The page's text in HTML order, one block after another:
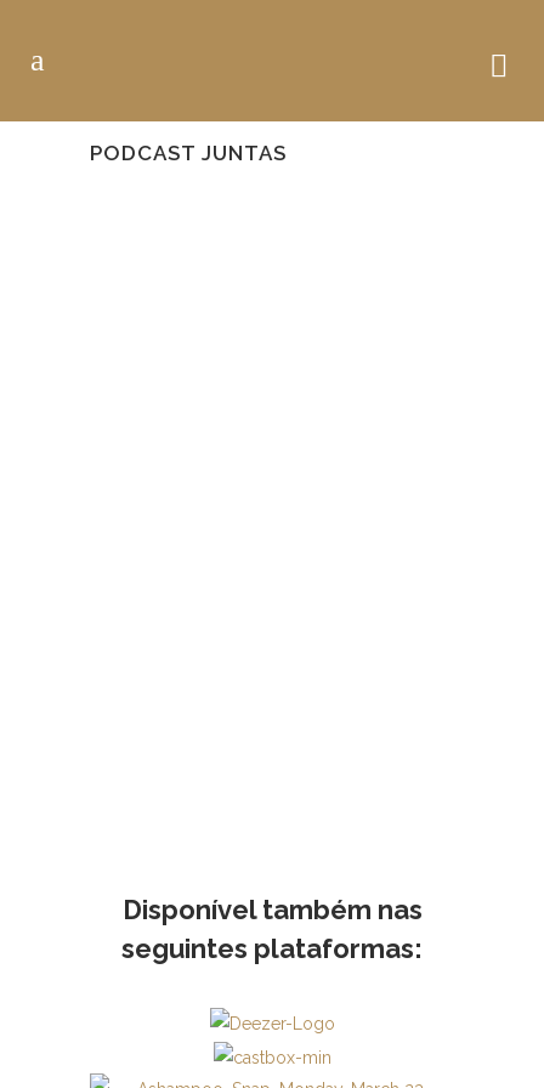
PODCAST JUNTAS
Disponível também nas
seguintes plataformas: